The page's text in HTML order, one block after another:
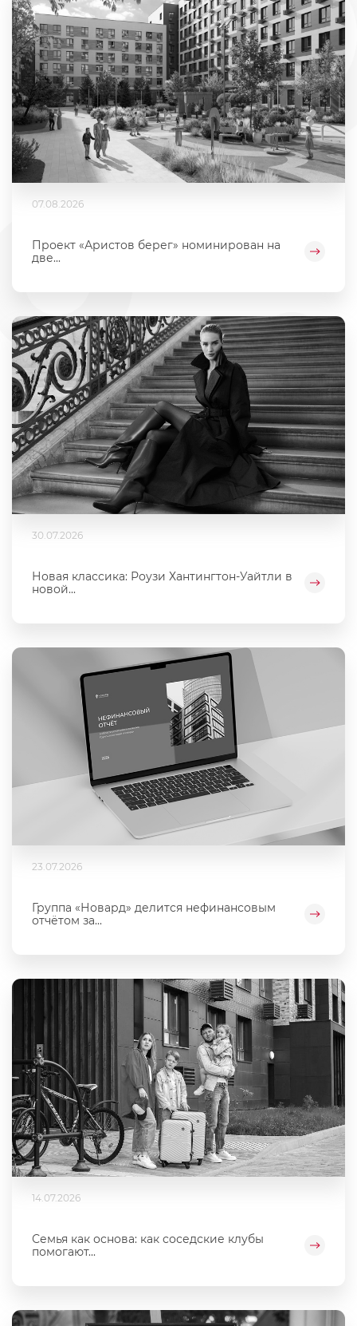
07.08.2026
Проект «Аристов берег» номинирован на
две...
30.07.2026
Новая классика: Роузи Хантингтон-Уайтли в
новой...
23.07.2026
Группа «Новард» делится нефинансовым
отчётом за...
14.07.2026
Семья как основа: как соседские клубы
помогают...